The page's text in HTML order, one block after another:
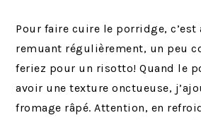
Pour faire cuire le porridge, c’est
remuant régulièrement, un peu
feriez pour un risotto! Quand le
avoir une texture onctueuse,
fromage râpé. Attention, en